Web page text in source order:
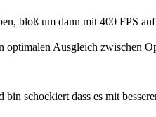
bloß um dann mit 400 FPS
Ausgleich zwischen
schockiert dass es mit